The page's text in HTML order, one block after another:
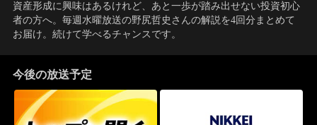
資産形成に興味はあるけれど、あと一歩が踏み出せない投資初心
者の方へ。毎週水曜放送の野尻哲史さんの解説を4回分まとめて
お届け。続けて学べるチャンスです。
今後の放送予定